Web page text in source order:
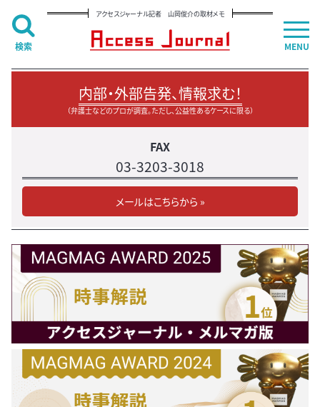
アクセスジャーナル記者 山岡俊介の取材メモ
内部・外部告発、情報求む！
（弁護士などのプロが調査。ただし、公益性あるケースに限る）
FAX
03-3203-3018
メールはこちらから »
MENU
検索